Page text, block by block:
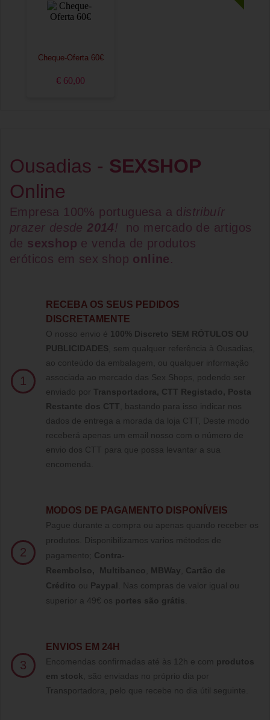
Cheque-Oferta 60€
€ 60,00
Ousadias - SEXSHOP
Online
Empresa 100% portuguesa a d istribuír
prazer desde2014!
no mercado de artigos
de sexshop e venda de produtos
eróticos em sex shop online.
1
RECEBA OS SEUS PEDIDOS
DISCRETAMENTE
O nosso envio é 100% Discreto SEM RÓTULOS OU
PUBLICIDADES , sem qualquer referência à Ousadias,
ao conteúdo da embalagem, ou qualquer informação
associada ao mercado das Sex Shops, podendo ser
enviado por Transportadora, CTT Registado, Posta
Restante dos CTT , bastando para isso indicar nos
dados de entrega a morada da loja CTT, Deste modo
receberá apenas um email nosso com o número de
envio dos CTT para que possa levantar a sua
encomenda.
2
MODOS DE PAGAMENTO DISPONÍVEIS
Pague durante a compra ou apenas quando receber os
produtos. Disponibilizamos varios métodos de
pagamento; Contra-
Reembolso, Multibanco MBWay
Cartão de
Crédito ou Paypal
Nas compras de valor igual ou
superior a 49€ os portes são grátis
3
ENVIOS EM 24H
Encomendas confirmadas até às 12h e com produtos
em stock , são enviadas no próprio dia por
Transportadora, pelo que recebe no dia útil seguinte.